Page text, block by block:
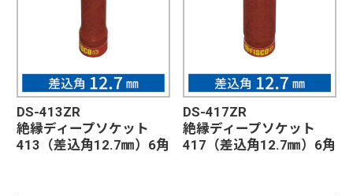
DS-413ZR
絶縁ディープソケット
413（差込角12.7㎜）6角
DS-417ZR
絶縁ディープソケット
417（差込角12.7㎜）6角